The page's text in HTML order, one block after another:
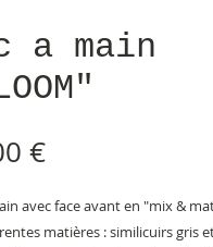
a main
€Prix
avec face avant en "mix &
matières : similicuirs gris